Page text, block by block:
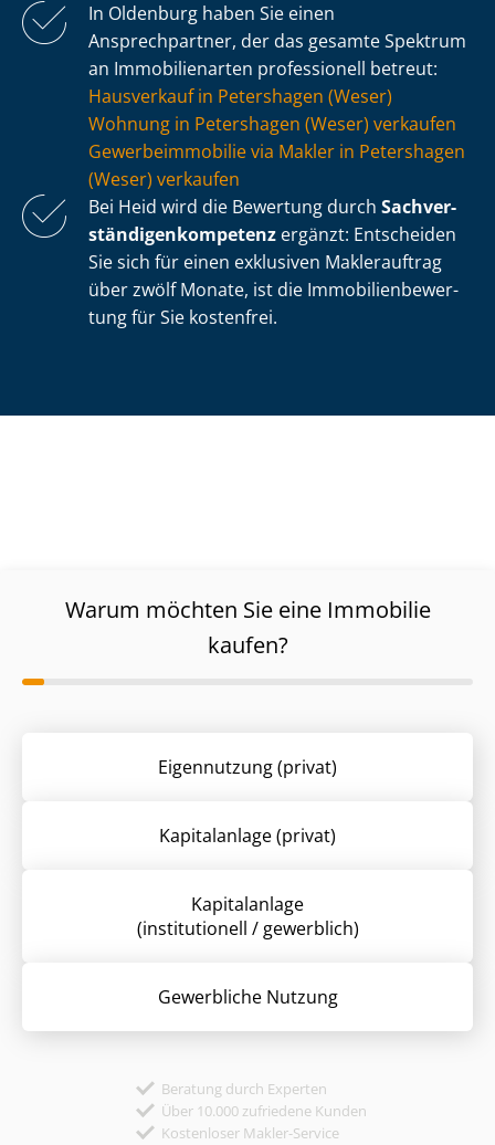
In Oldenburg haben Sie einen
Ansprechpartner, der das gesamte Spektrum
an Immobilienarten professionell betreut:
Hausverkauf in Petershagen (Weser)
Wohnung in Petershagen (Weser) verkaufen
Ge­wer­be­im­mo­bi­lie via Makler in Petershagen
(Weser) verkaufen
Bei Heid wird die Bewertung durch Sach­ver­
stän­di­gen­kom­pe­tenz ergänzt: Entscheiden
Sie sich für einen exklusiven Maklerauftrag
über zwölf Monate, ist die Im­mo­bi­li­en­be­wer­
tung für Sie kostenfrei.
Warum möchten Sie eine Immobilie
kaufen?
Eigennutzung (privat)
Kapitalanlage (privat)
Kapitalanlage
(institutionell / gewerblich)
Gewerbliche Nutzung
Beratung durch Experten
Über 10.000 zufriedene Kunden
Kostenloser Makler-Service